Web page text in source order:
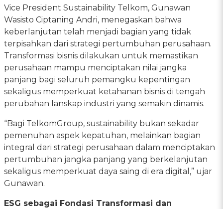
Vice President Sustainability Telkom, Gunawan
Wasisto Ciptaning Andri, menegaskan bahwa
keberlanjutan telah menjadi bagian yang tidak
terpisahkan dari strategi pertumbuhan perusahaan.
Transformasi bisnis dilakukan untuk memastikan
perusahaan mampu menciptakan nilai jangka
panjang bagi seluruh pemangku kepentingan
sekaligus memperkuat ketahanan bisnis di tengah
perubahan lanskap industri yang semakin dinamis.
“Bagi TelkomGroup, sustainability bukan sekadar
pemenuhan aspek kepatuhan, melainkan bagian
integral dari strategi perusahaan dalam menciptakan
pertumbuhan jangka panjang yang berkelanjutan
sekaligus memperkuat daya saing di era digital,” ujar
Gunawan.
ESG sebagai Fondasi Transformasi dan